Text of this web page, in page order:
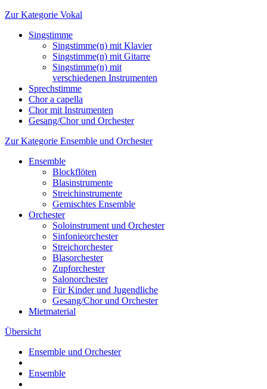
Zur Kategorie Vokal
Singstimme
Singstimme(n) mit Klavier
Singstimme(n) mit Gitarre
Singstimme(n) mit
verschiedenen Instrumenten
Sprechstimme
Chor a capella
Chor mit Instrumenten
Gesang/Chor und Orchester
Zur Kategorie Ensemble und Orchester
Ensemble
Blockflöten
Blasinstrumente
Streichinstrumente
Gemischtes Ensemble
Orchester
Soloinstrument und Orchester
Sinfonieorchester
Streichorchester
Blasorchester
Zupforchester
Salonorchester
Für Kinder und Jugendliche
Gesang/Chor und Orchester
Mietmaterial
Übersicht
Ensemble und Orchester
Ensemble